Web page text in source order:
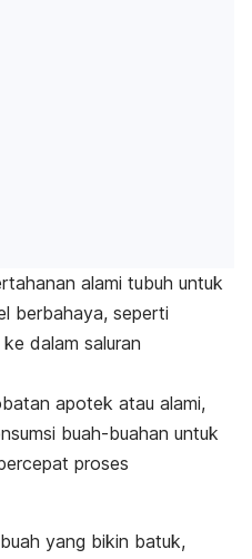
alami tubuh untuk
berbahaya, seperti
dalam saluran
apotek atau alami,
buah-buahan untuk
proses
yang bikin batuk,